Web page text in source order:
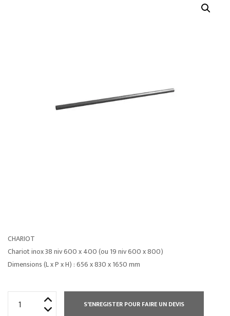
CHARIOT
Chariot inox 38 niv 600 x 400 (ou 19 niv 600 x 800)
Dimensions (L x P x H) : 656 x 830 x 1650 mm
S'ENREGISTER POUR FAIRE UN DEVIS